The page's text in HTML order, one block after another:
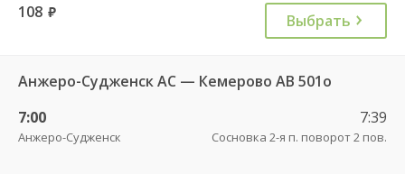
108 руб. Выбрать
Анжеро-Судженск АС — Кемерово АВ 501о
7:00
Анжеро-Судженск
7:39
Сосновка 2-я п. поворот 2 пов.